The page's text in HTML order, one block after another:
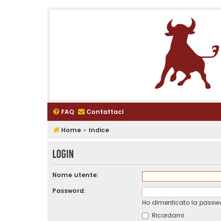
FAQ Contattaci
Home Indice
Login
Nome utente:
Password:
Ho dimenticato la
Ricordami